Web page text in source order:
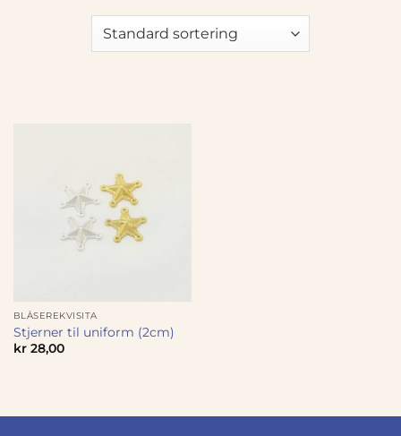
BLÅSEREKVISITA
Stjerner til uniform (2cm)
kr28,00